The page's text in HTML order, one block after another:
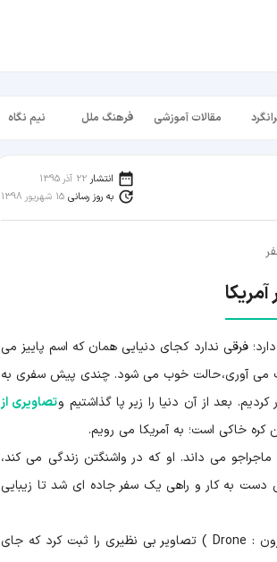
مقالات آموزشی فرهنگ ملل نیم نگاه
انتشار 22 آذر 1395
به روز رسانی 15 شهریور 1398
فرقی ندارد کجای دنیایی همان که اسم پاییز می
می آوری، حالت خوب می شود. چندی پیش سفری به
کردیم. بعد از آن دنیا را زیر پا گذاشتیم وتصاویری از
کره خاکی است؛ به آمریکا می رویم.
می داند. او که در واشنگتن زندگی می کند،
دست به کار و راهی یک سفر جاده ای شد تا زیبایی
او در این سفر با استفاده از یک هواپیماهای بدون سرنشین مخصوص عکاسی ( درون : Drone ) تصاویر بی نظیری را ثبت کرد که جای